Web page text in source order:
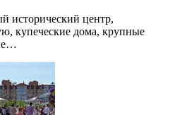
исторический центр,
купеческие дома, крупные